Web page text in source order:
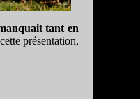
tant en
présentation,